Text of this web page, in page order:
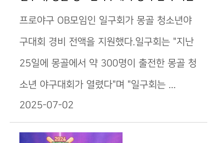
프로야구 OB모임인 일구회가 몽골 청소년야
구대회 경비 전액을 지원했다.일구회는 "지난
25일에 몽골에서 약 300명이 출전한 몽골 청
소년 야구대회가 열렸다"며 "일구회는 ...
2025-07-02